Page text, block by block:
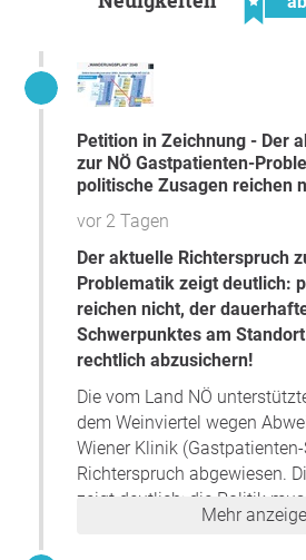
Wertschöpfung von jährlich
... und all das in einer
unterversorgten
Österreich
Mistelbach und Gänserndorfhaben
100.000 EW
und diese sollen lt. Plan nochmals
werden,
Gänserndorf
nur 170 Spitalsbetten pro 100.000
Vielen Dank für Ihre Unterstützung,
Interessengemeinschaft Pro
Mistelbach - Ig-Pro-Skh-Mi,
Frage an den
Petition in Zeichnung - Der aktuelle Richterspruch
zur NÖ Gastpatienten-
politische Zusagen reichen
vor 2 Tagen
Mehr
Der aktuelle Richterspruch
Problematik zeigt deutlich:
reichen nicht, der
Schwerpunktes am
rechtlich abzusichern!
Die vom Land NÖ
dem Weinviertel wegen
Wiener Klinik
Richterspruch abgewiesen.
zeigt deutlich: die Politik
schaffen - dies betrifft auch